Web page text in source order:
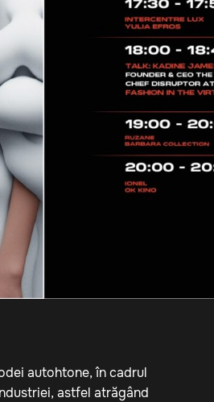
autohtone, în cadrul
astfel atrăgând